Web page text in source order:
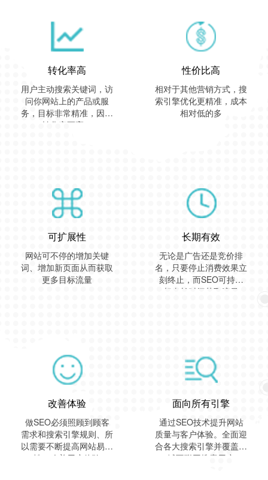
转化率高
用户主动搜索关键词，访
问你网站上的产品或服
务，目标非常精准，因此
转化率更高。
性价比高
相对于其他营销方式，搜
索引擎优化更精准，成本
相对低的多
可扩展性
网站可不停的增加关键
词、增加新页面从而获取
更多目标流量
长期有效
无论是广告还是竞价排
名，只要停止消费效果立
刻终止，而SEO可持续
相当长时间获取流量
改善体验
做SEO必须照顾到顾客
需求和搜索引擎规则、所
以需要不断提高网站易用
性，改善用户体验
面向所有引擎
通过SEO技术提升网站
质量与客户体验。全面迎
合各大搜索引擎并覆盖全
域互联网搜索用户